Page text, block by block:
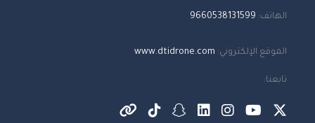
الهاتف: 9660538131599
الموقع الإلكتروني: www.dtidrone.com
تابعنا: